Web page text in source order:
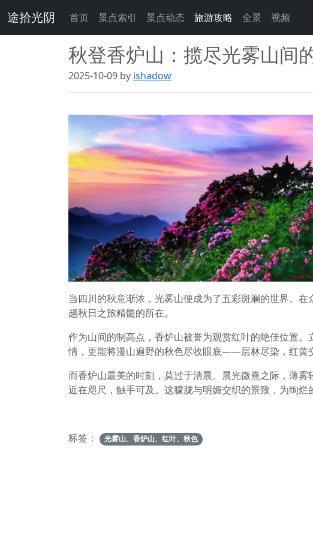
途拾光阴 首页 景点索引 景点动态 旅游攻略 全景 视频
秋登香炉山：揽尽光雾山间
2025-10-09 by ishadow
当四川的秋意渐浓，光雾山便成为了五彩斑斓的世界。
趟秋日之旅精髓的所在。
作为山间的制高点，香炉山被誉为观赏红叶的绝佳位置。
情，更能将漫山遍野的秋色尽收眼底——层林尽染，红黄
而香炉山最美的时刻，莫过于清晨。晨光微熹之际，薄
近在咫尺，触手可及。这朦胧与明媚交织的景致，为绚烂
标签： 光雾山、香炉山、红叶、秋色